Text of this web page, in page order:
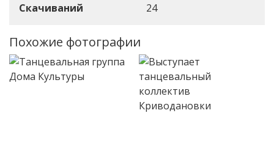
Скачиваний
24
Похожие фотографии